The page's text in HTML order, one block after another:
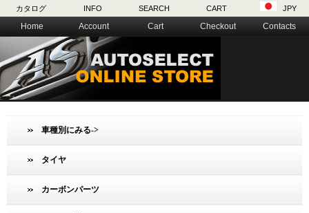
カタログ INFO SEARCH CART JPY
Home Account Cart Checkout Contacts
車種別にみる->
タイヤ
カーボンパーツ